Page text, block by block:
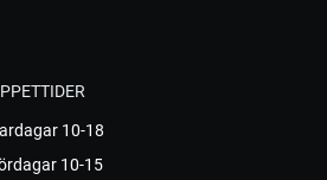
10-18
10-15